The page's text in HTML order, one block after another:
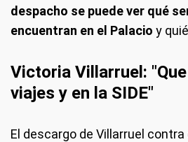
despacho se puede ver qué
encuentran en el Palacio y
Victoria Villarruel:
viajes y en la SIDE"
El descargo de Villarruel